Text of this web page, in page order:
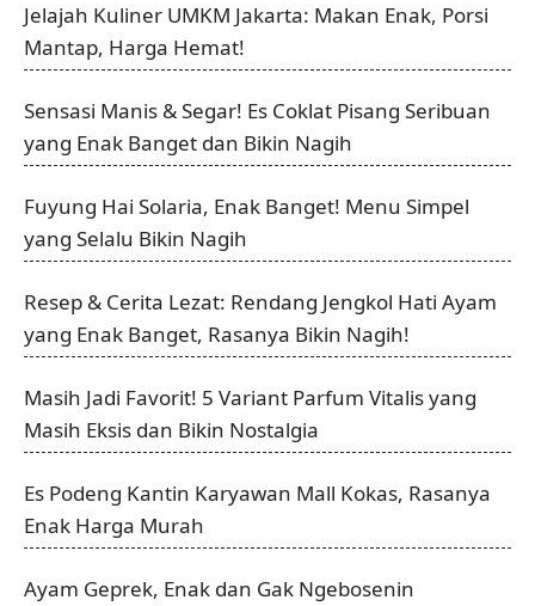
Jelajah Kuliner UMKM Jakarta: Makan Enak, Porsi
Mantap, Harga Hemat!
Sensasi Manis & Segar! Es Coklat Pisang Seribuan
yang Enak Banget dan Bikin Nagih
Fuyung Hai Solaria, Enak Banget! Menu Simpel
yang Selalu Bikin Nagih
Resep & Cerita Lezat: Rendang Jengkol Hati Ayam
yang Enak Banget, Rasanya Bikin Nagih!
Masih Jadi Favorit! 5 Variant Parfum Vitalis yang
Masih Eksis dan Bikin Nostalgia
Es Podeng Kantin Karyawan Mall Kokas, Rasanya
Enak Harga Murah
Ayam Geprek, Enak dan Gak Ngebosenin